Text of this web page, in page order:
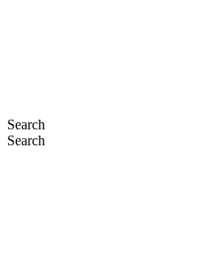
Search
Search